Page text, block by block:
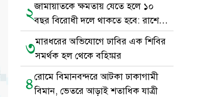
২জামায়াতকে ক্ষমতায় যেতে হলে ১০
বছর বিরোধী দলে থাকতে হবে: রাশেদ
খাঁন
৩মারধরের অভিযোগে ঢাবির এক শিবির
সমর্থক হল থেকে বহিষ্কার
৪রোমে বিমানবন্দরে আটকা ঢাকাগামী
বিমান, ভেতরে আড়াই শতাধিক যাত্রী